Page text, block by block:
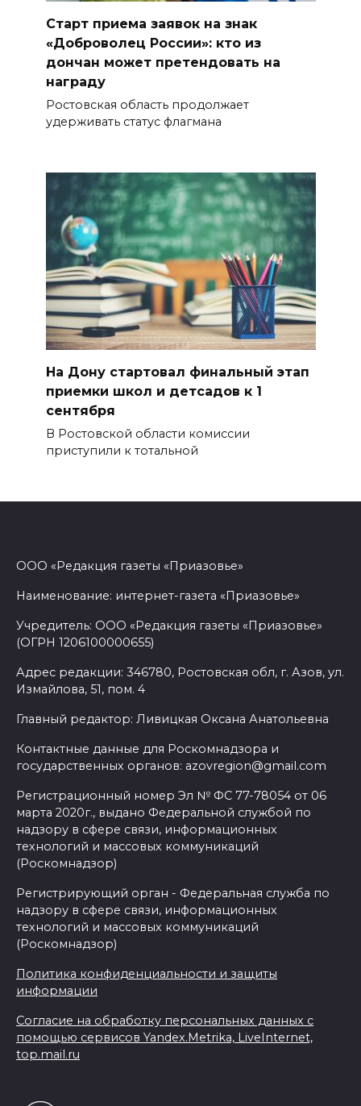
Старт приема заявок на знак
«Доброволец России»: кто из
дончан может претендовать на
награду
Ростовская область продолжает
удерживать статус флагмана
На Дону стартовал финальный этап
приемки школ и детсадов к 1
сентября
В Ростовской области комиссии
приступили к тотальной
ООО «Редакция газеты «Приазовье»
Наименование: интернет-газета «Приазовье»
Учредитель: ООО «Редакция газеты «Приазовье»
(ОГРН 1206100000655)
Адрес редакции: 346780, Ростовская обл, г. Азов, ул.
Измайлова, 51, пом. 4
Главный редактор: Ливицкая Оксана Анатольевна
Контактные данные для Роскомнадзора и
государственных органов: azovregion@gmail.com
Регистрационный номер Эл № ФС 77-78054 от 06
марта 2020г., выдано Федеральной службой по
надзору в сфере связи, информационных
технологий и массовых коммуникаций
(Роскомнадзор)
Регистрирующий орган - Федеральная служба по
надзору в сфере связи, информационных
технологий и массовых коммуникаций
(Роскомнадзор)
Политика конфиденциальности и защиты
информации
Согласие на обработку персональных данных с
помощью сервисов Yandex.Metrika, LiveInternet,
top.mail.ru